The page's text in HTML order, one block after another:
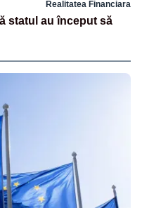
Realitatea Financiara
statul au început să